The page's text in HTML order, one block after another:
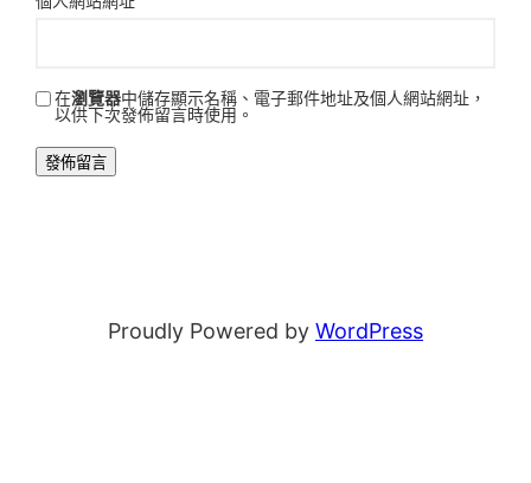
在瀏覽器中儲存顯示名稱、電子郵件地址及個人網站網址，
以供下次發佈留言時使用。
Proudly Powered by WordPress